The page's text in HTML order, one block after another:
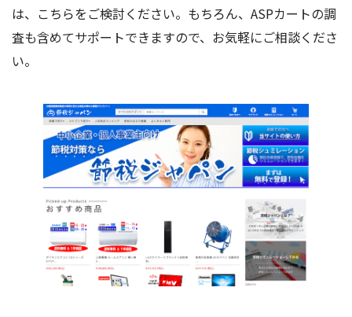
は、こちらをご検討ください。もちろん、ASPカートの調
査も含めてサポートできますので、お気軽にご相談くださ
い。